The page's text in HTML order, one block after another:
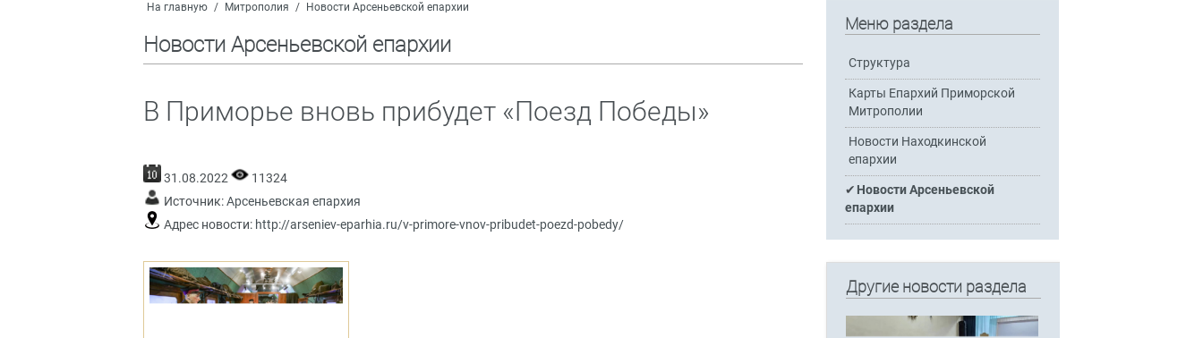
На главную / Митрополия / Новости Арсеньевской епархии
Новости Арсеньевской епархии
В Приморье вновь прибудет «Поезд Победы»
31.08.2022
11324
Источник:Арсеньевская епархия
Адрес новости: http://arseniev-eparhia.ru/v-primore-vnov-pribudet-poezd-pobedy/
Меню раздела
Структура
Карты Епархий Приморской
Митрополии
Новости Находкинской
епархии
Новости Арсеньевской
епархии
Другие новости раздела